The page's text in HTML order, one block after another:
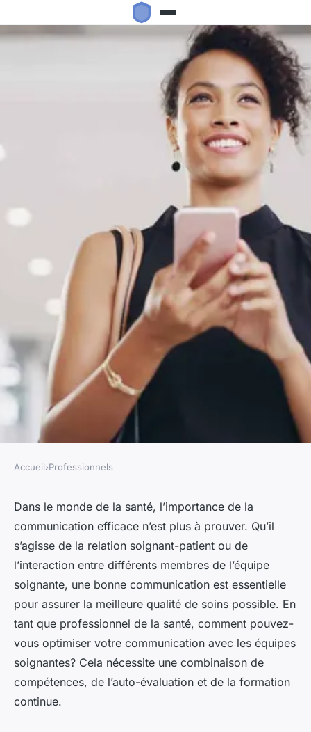
Comment optimiser la
communication avec les
équipes soignantes en tant
que professionnel de la santé
Chloé •22 décembre 2023 • 6 min de lecture
Accueil›Professionnels
Dans le monde de la santé, l’importance de la
communication efficace n’est plus à prouver. Qu’il
s’agisse de la relation soignant-patient ou de
l’interaction entre différents membres de l’équipe
soignante, une bonne communication est essentielle
pour assurer la meilleure qualité de soins possible. En
tant que professionnel de la santé, comment pouvez-
vous optimiser votre communication avec les équipes
soignantes? Cela nécessite une combinaison de
compétences, de l’auto-évaluation et de la formation
continue.